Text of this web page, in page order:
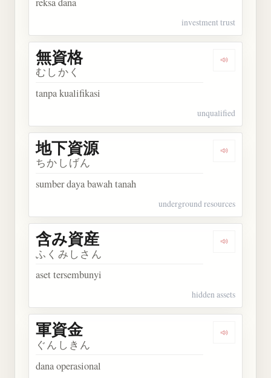
investment trust
Dengarkan
無資格
むしかく
tanpa kualifikasi
unqualified
Dengarkan
地下資源
ちかしげん
sumber daya bawah tanah
underground resources
Dengarkan
含み資産
ふくみしさん
aset tersembunyi
hidden assets
Dengarkan
軍資金
ぐんしきん
dana operasional